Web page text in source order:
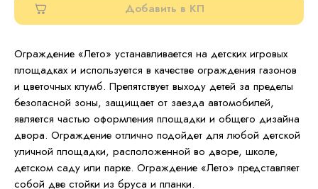
Добавить в КП
Ограждение «Лето» устанавливается на детских игровых
площадках и используется в качестве ограждения газонов
и цветочных клумб. Препятствует выходу детей за пределы
безопасной зоны, защищает от заезда автомобилей,
является частью оформления площадки и общего дизайна
двора. Ограждение отлично подойдет для любой детской
уличной площадки, расположенной во дворе, школе,
детском саду или парке. Ограждение «Лето» представляет
собой две стойки из бруса и планки.